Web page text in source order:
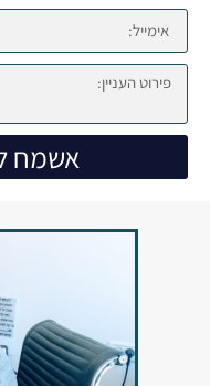
אשמח